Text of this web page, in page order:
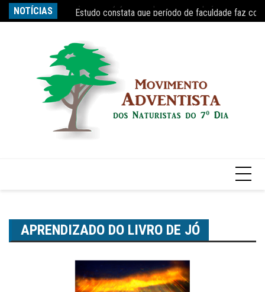
para
NOTÍCIAS
tempo, diz Nobel Estudo constata que período de faculdade faz
APRENDIZADO DO LIVRO DE JÓ